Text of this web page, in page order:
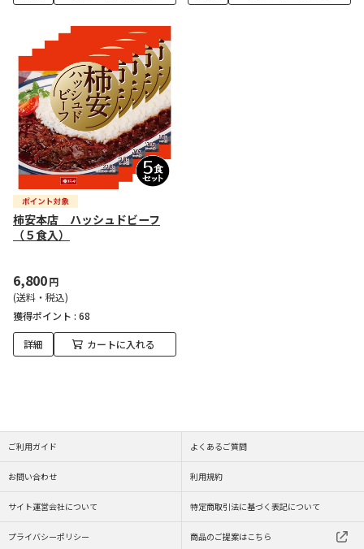
柿安本店 ハッシュドビーフ
（５食入）
6,800円
(送料・税込)
獲得ポイント : 68
詳細 カートに入れる
ご利用ガイド よくあるご質問
お問い合わせ 利用規約
サイト運営会社について 特定商取引法に基づく表記について
プライバシーポリシー 商品のご提案はこちら